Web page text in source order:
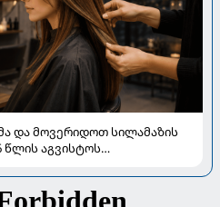
და მოვერიდოთ სილამაზის
წლის აგვისტოს